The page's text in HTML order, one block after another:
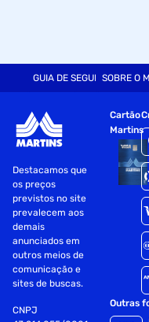
GUIA DE SEGURANÇA
SOBRE O
Destacamos que
os preços
previstos no site
prevalecem aos
demais
anunciados em
outros meios de
comunicação e
sites de buscas.
CNPJ
Cartão
Martins
Outras